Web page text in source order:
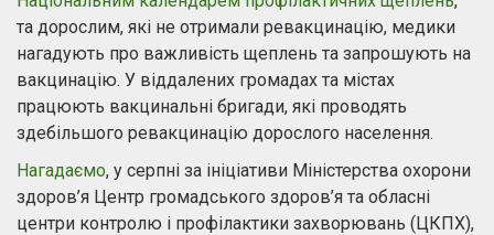
та дорослим, які не отримали ревакцинацію, медики
нагадують про важливість щеплень та запрошують на
вакцинацію. У віддалених громадах та містах
працюють вакцинальні бригади, які проводять
здебільшого ревакцинацію дорослого населення.
Нагадаємо, у серпні за ініціативи Міністерства охорони
здоров’я Центр громадського здоров’я та обласні
центри контролю і профілактики захворювань (ЦКПХ),